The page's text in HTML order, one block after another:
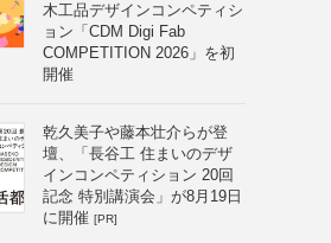
木工品デザインコンペティシ
ョン「CDM Digi Fab
COMPETITION 2026」を初
開催
乾久美子や藤本壮介らが登
壇、「長谷工 住まいのデザ
インコンペティション 20回
記念 特別講演会」が8月19日
に開催 [PR]